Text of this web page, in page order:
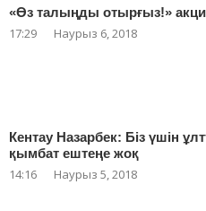
«Өз талыңды отырғыз!»
17:29 Наурыз 6, 2018
Кентау Назарбек: Біз үшін
қымбат ештеңе жоқ
14:16 Наурыз 5, 2018